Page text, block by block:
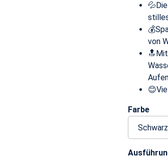
von
Farbe